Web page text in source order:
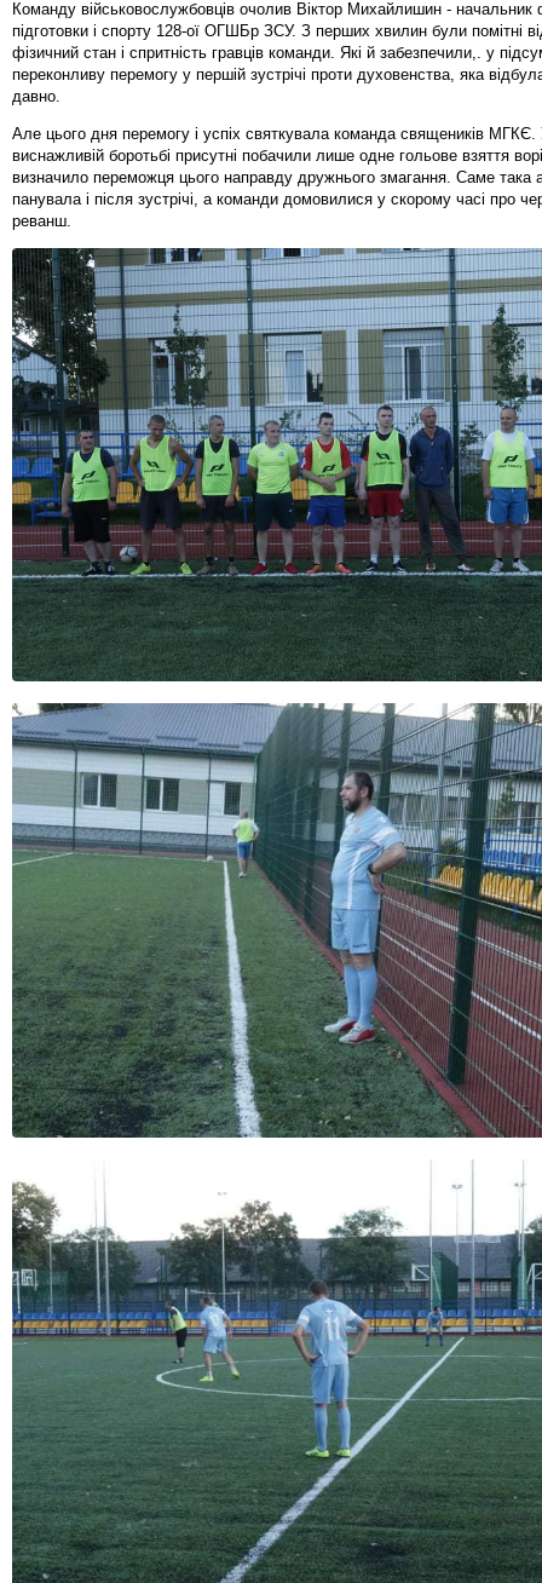
Команду військовослужбовців очолив Віктор Михайлишин - начальник
підготовки і спорту 128-ої ОГШБр ЗСУ. З перших хвилин були помітні
фізичний стан і спритність гравців команди. Які й забезпечили,. у
переконливу перемогу у першій зустрічі проти духовенства, яка
давно.
Але цього дня перемогу і успіх святкувала команда священиків МГКЄ.
виснажливій боротьбі присутні побачили лише одне гольове взяття
визначило переможця цього направду дружнього змагання. Саме така
панувала і після зустрічі, а команди домовилися у скорому часі про
реванш.